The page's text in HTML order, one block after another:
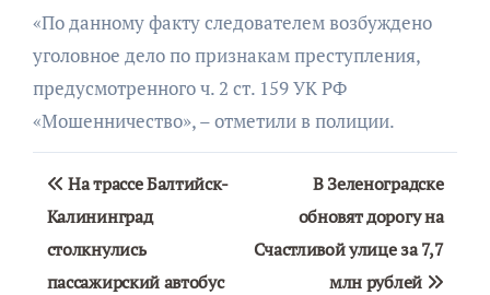
«По данному факту следователем возбуждено
уголовное дело по признакам преступления,
предусмотренного ч. 2 ст. 159 УК РФ
«Мошенничество», – отметили в полиции.
Навигация
по
записям
На трассе Балтийск-
Калининград
столкнулись
пассажирский автобус
В Зеленоградске
обновят дорогу на
Счастливой улице за 7,7
млн рублей